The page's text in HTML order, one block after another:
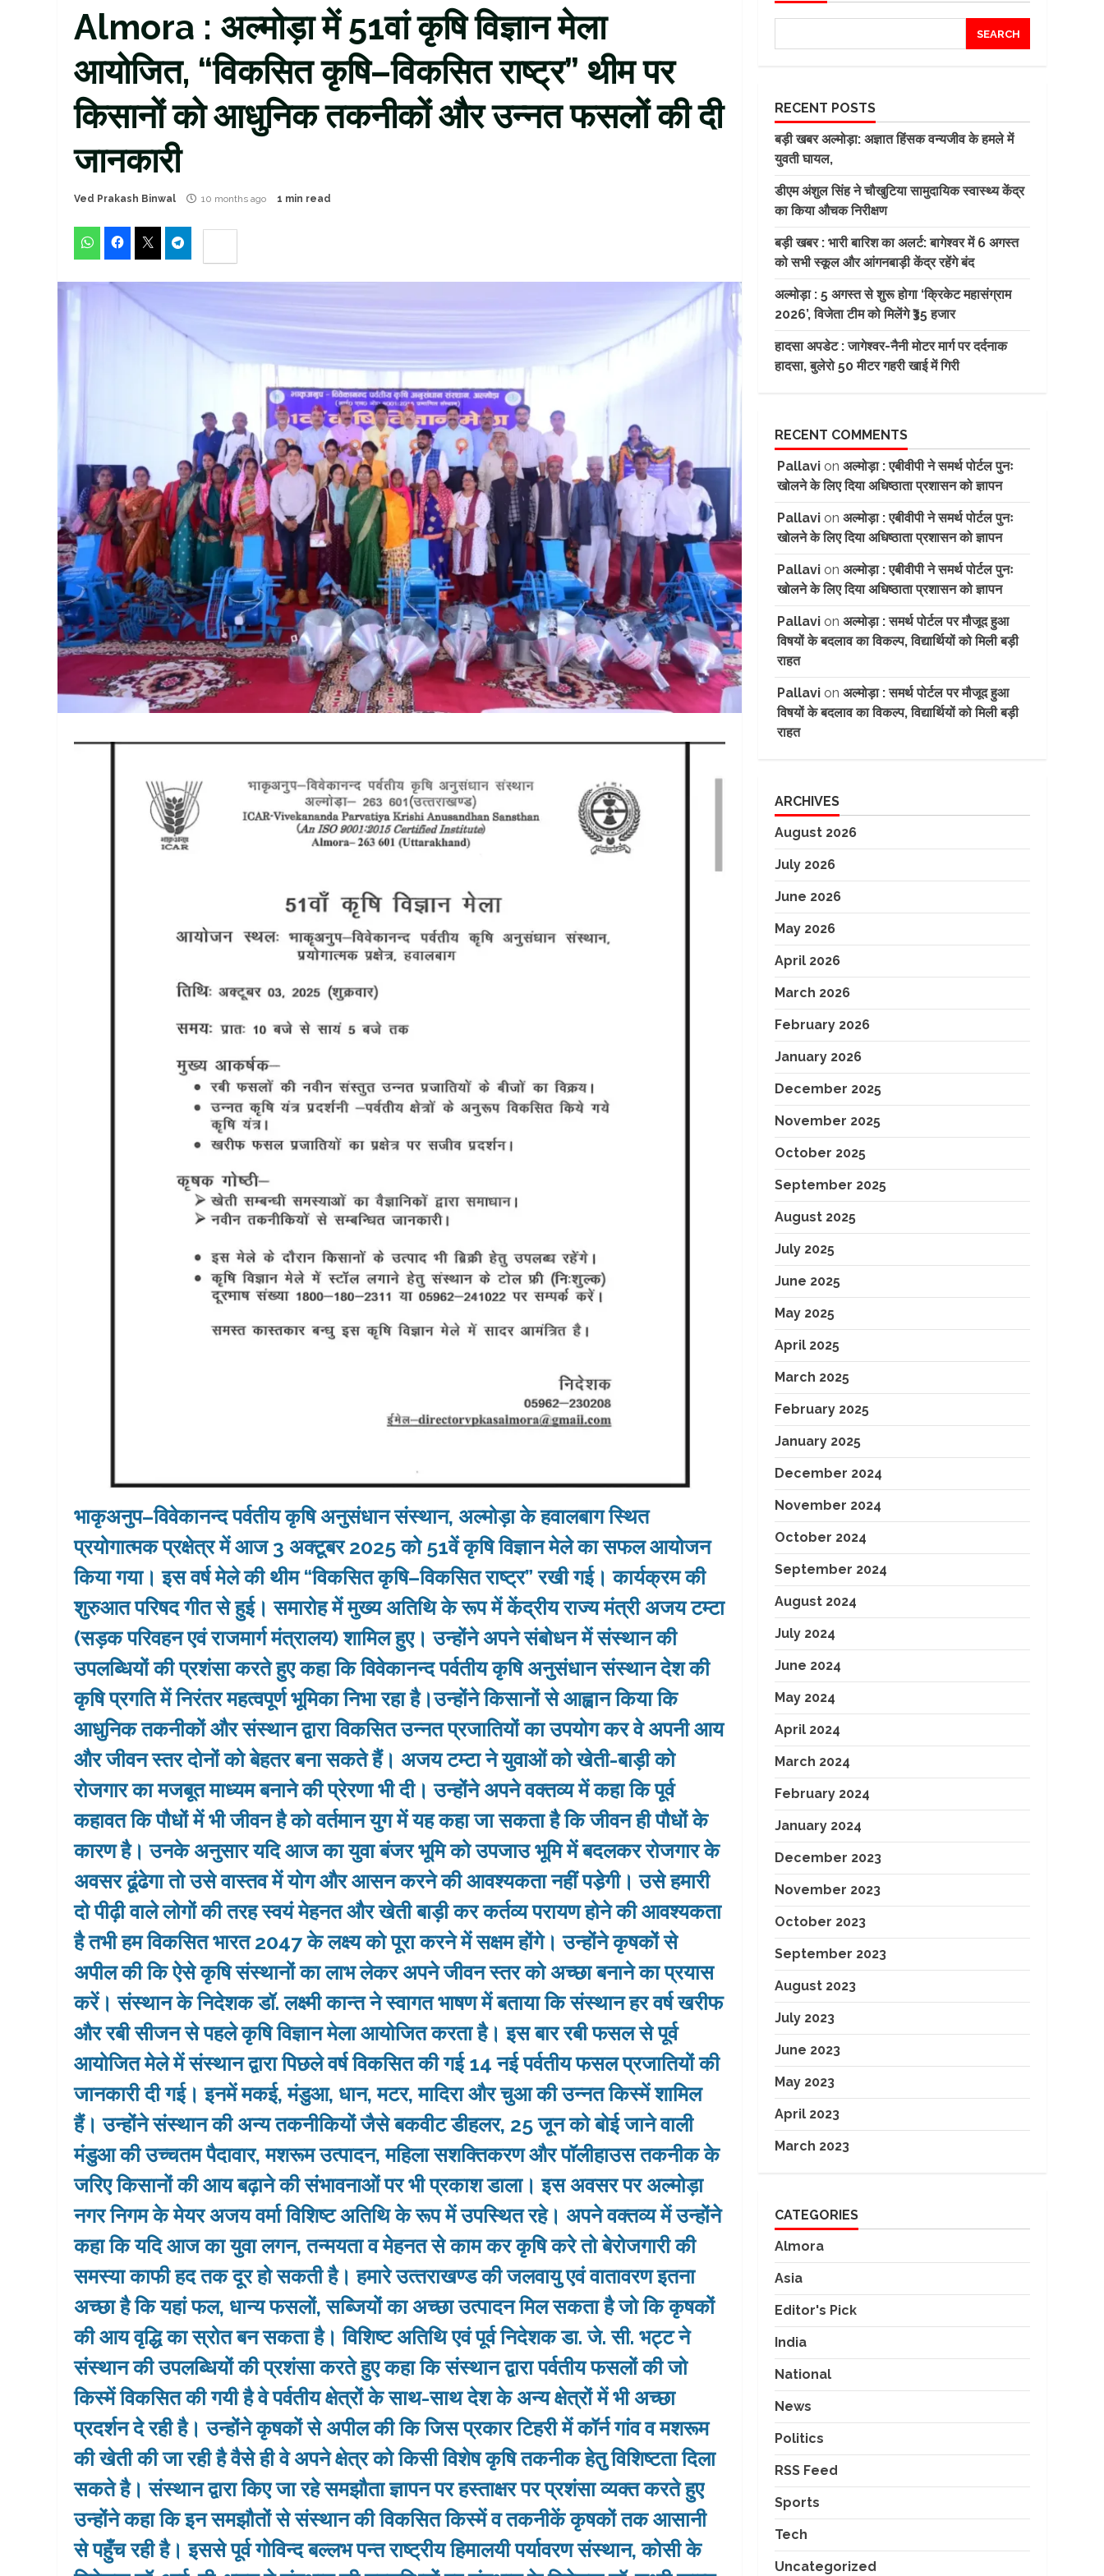
Almora : अल्मोड़ा में 51वां कृषि विज्ञान मेला
आयोजित, “विकसित कृषि–विकसित राष्ट्र” थीम पर
किसानों को आधुनिक तकनीकों और उन्नत फसलों की दी
जानकारी
Ved Prakash Binwal 10 months ago 1 min read
भाकृअनुप–विवेकानन्द पर्वतीय कृषि अनुसंधान संस्थान, अल्मोड़ा के हवालबाग स्थित
प्रयोगात्मक प्रक्षेत्र में आज 3 अक्टूबर 2025 को 51वें कृषि विज्ञान मेले का सफल आयोजन
किया गया। इस वर्ष मेले की थीम “विकसित कृषि–विकसित राष्ट्र” रखी गई। कार्यक्रम की
शुरुआत परिषद गीत से हुई। समारोह में मुख्य अतिथि के रूप में केंद्रीय राज्य मंत्री अजय टम्टा
(सड़क परिवहन एवं राजमार्ग मंत्रालय) शामिल हुए। उन्होंने अपने संबोधन में संस्थान की
उपलब्धियों की प्रशंसा करते हुए कहा कि विवेकानन्द पर्वतीय कृषि अनुसंधान संस्थान देश की
कृषि प्रगति में निरंतर महत्वपूर्ण भूमिका निभा रहा है।उन्होंने किसानों से आह्वान किया कि
आधुनिक तकनीकों और संस्थान द्वारा विकसित उन्नत प्रजातियों का उपयोग कर वे अपनी आय
और जीवन स्तर दोनों को बेहतर बना सकते हैं। अजय टम्टा ने युवाओं को खेती-बाड़ी को
रोजगार का मजबूत माध्यम बनाने की प्रेरणा भी दी। उन्‍होंने अपने वक्‍तव्‍य में कहा कि पूर्व
कहावत कि पौधों में भी जीवन है को वर्तमान युग में यह कहा जा सकता है कि जीवन ही पौधों के
कारण है। उनके अनुसार यदि आज का युवा बंजर भूमि को उपजाउ भूमि में बदलकर रोजगार के
अवसर ढूंढेगा तो उसे वास्‍तव में योग और आसन करने की आवश्‍यकता नहीं पडे़गी। उसे हमारी
दो पीढ़ी वाले लोगों की तरह स्‍वयं मेहनत और खेती बाड़ी कर कर्तव्‍य परायण होने की आवश्‍यकता
है तभी हम विकसित भारत 2047 के लक्ष्‍य को पूरा करने में सक्षम होंगे। उन्‍होंने कृषकों से
अपील की कि ऐसे कृषि संस्‍थानों का लाभ लेकर अपने जीवन स्‍तर को अच्‍छा बनाने का प्रयास
करें। संस्थान के निदेशक डॉ. लक्ष्मी कान्त ने स्वागत भाषण में बताया कि संस्थान हर वर्ष खरीफ
और रबी सीजन से पहले कृषि विज्ञान मेला आयोजित करता है। इस बार रबी फसल से पूर्व
आयोजित मेले में संस्थान द्वारा पिछले वर्ष विकसित की गई 14 नई पर्वतीय फसल प्रजातियों की
जानकारी दी गई। इनमें मकई, मंडुआ, धान, मटर, मादिरा और चुआ की उन्नत किस्में शामिल
हैं। उन्होंने संस्‍थान की अन्‍य तकनीकियों जैसे बकवीट डीहलर, 25 जून को बोई जाने वाली
मंडुआ की उच्‍चतम पैदावार, मशरूम उत्पादन, महिला सशक्तिकरण और पॉलीहाउस तकनीक के
जरिए किसानों की आय बढ़ाने की संभावनाओं पर भी प्रकाश डाला। इस अवसर पर अल्‍मोड़ा
नगर निगम के मेयर अजय वर्मा विशिष्‍ट अतिथि के रूप में उपस्थित रहे। अपने वक्‍तव्‍य में उन्‍होंने
कहा कि यदि आज का युवा लगन, तन्‍मयता व मेहनत से काम कर कृषि करे तो बेरोजगारी की
समस्‍या काफी हद तक दूर हो सकती है। हमारे उत्‍तराखण्‍ड की जलवायु एवं वातावरण इतना
अच्‍छा है कि यहां फल, धान्‍य फसलों, सब्जियों का अच्‍छा उत्‍पादन मिल सकता है जो कि कृषकों
की आय वृद्धि का स्रोत बन सकता है। विशिष्‍ट अतिथि एवं पूर्व निदेशक डा. जे. सी. भट्ट ने
संस्‍थान की उप‍लब्धियों की प्रशंसा करते हुए कहा कि संस्‍थान द्वारा पर्वतीय फसलों की जो
किस्‍में विकसित की गयी है वे पर्वतीय क्षेत्रों के साथ-साथ देश के अन्‍य क्षेत्रों में भी अच्‍छा
प्रदर्शन दे रही है। उन्‍होंने कृषकों से अपील की कि जिस प्रकार टिहरी में कॉर्न गांव व मशरूम
की खेती की जा रही है वैसे ही वे अपने क्षेत्र को किसी विशेष कृषि तकनीक हेतु विशिष्‍टता दिला
सकते है। संस्‍थान द्वारा किए जा रहे समझौता ज्ञापन पर हस्‍ताक्षर पर प्रशंसा व्‍यक्‍त करते हुए
उन्‍होंने कहा कि इन समझौतों से संस्‍थान की विकसित किस्‍में व तकनीकें कृषकों तक आसानी
से पहुँच रही है। इससे पूर्व गोविन्‍द बल्‍लभ पन्‍त राष्‍ट्रीय हिमालयी पर्यावरण संस्‍थान, कोसी के
SEARCH
RECENT POSTS
बड़ी खबर अल्मोड़ा: अज्ञात हिंसक वन्यजीव के हमले में
युवती घायल,
डीएम अंशुल सिंह ने चौखुटिया सामुदायिक स्वास्थ्य केंद्र
का किया औचक निरीक्षण
बड़ी खबर : भारी बारिश का अलर्ट: बागेश्वर में 6 अगस्त
को सभी स्कूल और आंगनबाड़ी केंद्र रहेंगे बंद
अल्मोड़ा : 5 अगस्त से शुरू होगा ‘क्रिकेट महासंग्राम
2026’, विजेता टीम को मिलेंगे ₹35 हजार
हादसा अपडेट : जागेश्वर-नैनी मोटर मार्ग पर दर्दनाक
हादसा, बुलेरो 50 मीटर गहरी खाई में गिरी
RECENT COMMENTS
Pallavion अल्मोड़ा : एबीवीपी ने समर्थ पोर्टल पुनः
खोलने के लिए दिया अधिष्ठाता प्रशासन को ज्ञापन
Pallavion अल्मोड़ा : एबीवीपी ने समर्थ पोर्टल पुनः
खोलने के लिए दिया अधिष्ठाता प्रशासन को ज्ञापन
Pallavion अल्मोड़ा : एबीवीपी ने समर्थ पोर्टल पुनः
खोलने के लिए दिया अधिष्ठाता प्रशासन को ज्ञापन
Pallavion अल्मोड़ा : समर्थ पोर्टल पर मौजूद हुआ
विषयों के बदलाव का विकल्प, विद्यार्थियों को मिली बड़ी
राहत
Pallavion अल्मोड़ा : समर्थ पोर्टल पर मौजूद हुआ
विषयों के बदलाव का विकल्प, विद्यार्थियों को मिली बड़ी
राहत
ARCHIVES
August 2026
July 2026
June 2026
May 2026
April 2026
March 2026
February 2026
January 2026
December 2025
November 2025
October 2025
September 2025
August 2025
July 2025
June 2025
May 2025
April 2025
March 2025
February 2025
January 2025
December 2024
November 2024
October 2024
September 2024
August 2024
July 2024
June 2024
May 2024
April 2024
March 2024
February 2024
January 2024
December 2023
November 2023
October 2023
September 2023
August 2023
July 2023
June 2023
May 2023
April 2023
March 2023
CATEGORIES
Almora
Asia
Editor's Pick
India
National
News
Politics
RSS Feed
Sports
Tech
Uncategorized